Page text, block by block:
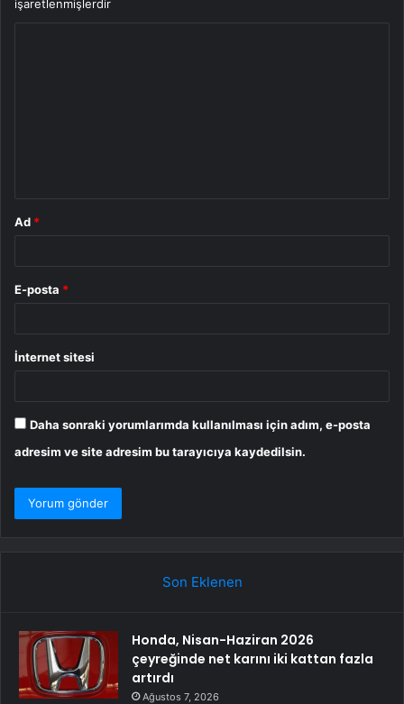
işaretlenmişlerdir
Ad *
E-posta *
İnternet sitesi
Daha sonraki yorumlarımda kullanılması için adım, e-posta
adresim ve site adresim bu tarayıcıya kaydedilsin.
Son Eklenen
Honda, Nisan-Haziran 2026
çeyreğinde net karını iki kattan fazla
artırdı
Ağustos 7, 2026